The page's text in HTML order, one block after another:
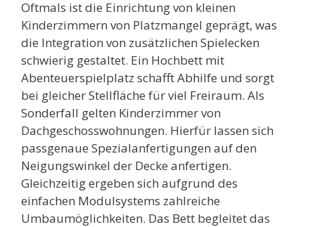
Oftmals ist die Einrichtung von kleinen
Kinderzimmern von Platzmangel geprägt, was
die Integration von zusätzlichen Spielecken
schwierig gestaltet. Ein Hochbett mit
Abenteuerspielplatz schafft Abhilfe und sorgt
bei gleicher Stellfläche für viel Freiraum. Als
Sonderfall gelten Kinderzimmer von
Dachgeschosswohnungen. Hierfür lassen sich
passgenaue Spezialanfertigungen auf den
Neigungswinkel der Decke anfertigen.
Gleichzeitig ergeben sich aufgrund des
einfachen Modulsystems zahlreiche
Umbaumöglichkeiten. Das Bett begleitet das